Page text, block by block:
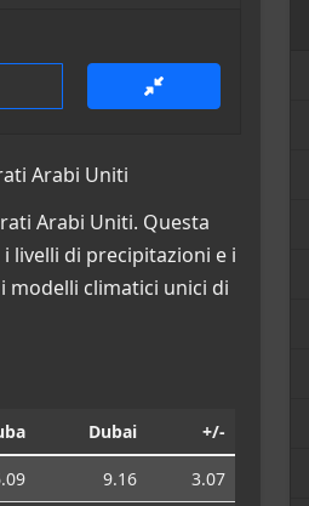
Arabi Uniti
Arabi Uniti. Questa
livelli di precipitazioni e i
climatici unici di
Dubai +/-
9.16
3.07